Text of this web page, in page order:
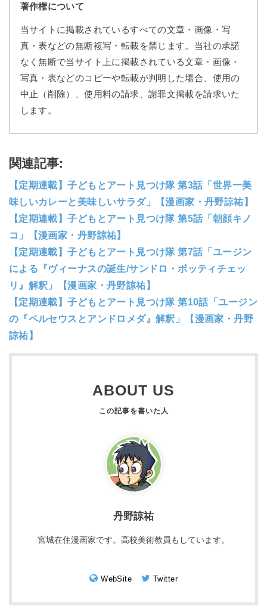
著作権について
当サイトに掲載されているすべての文章・画像・写
真・表などの無断複写・転載を禁じます。当社の承諾
なく無断で当サイト上に掲載されている文章・画像・
写真・表などのコピーや転載が判明した場合、使用の
中止（削除）、使用料の請求、謝罪文掲載を請求いた
します。
関連記事:
【定期連載】子どもとアート見つけ隊 第3話「世界一美
味しいカレーと美味しいサラダ」【漫画家・丹野諒祐】
【定期連載】子どもとアート見つけ隊 第5話「朝顔キノ
コ」【漫画家・丹野諒祐】
【定期連載】子どもとアート見つけ隊 第7話「ユージン
による『ヴィーナスの誕生/サンドロ・ボッティチェッ
リ』解釈」【漫画家・丹野諒祐】
【定期連載】子どもとアート見つけ隊 第10話「ユージン
の『ペルセウスとアンドロメダ』解釈」【漫画家・丹野
諒祐】
ABOUT US
丹野諒祐
宮城在住漫画家です。高校美術教員もしています。
WebSite Twitter